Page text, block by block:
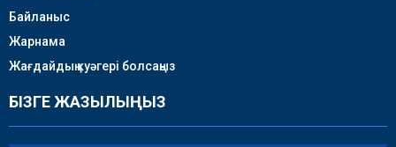
Байланыс
Жарнама
Жағдайдың куәгері болсаңыз
БІЗГЕ ЖАЗЫЛЫҢЫЗ